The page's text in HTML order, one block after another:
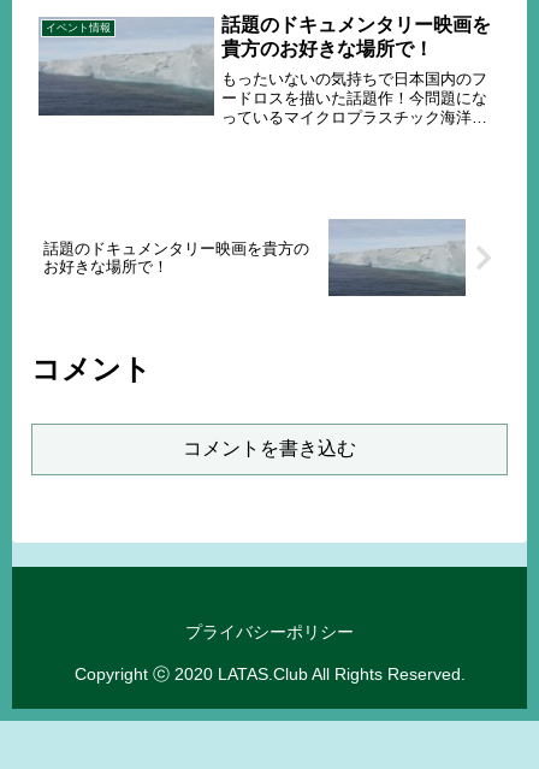
１：００ ～ １６：００場 所
かないわ銭五 （北国銀行金石支店
となり...
イベント情報
話題のドキュメンタリー映画を
貴方のお好きな場所で！
もったいないの気持ちで日本国内のフ
ードロスを描いた話題作！今問題にな
っているマイクロプラスチック海洋生
話題のドキュメンタリー映画を貴方の
お好きな場所で！
コメント
コメントを書き込む
プライバシーポリシー
Copyright ⓒ 2020 LATAS.Club All Rights Reserved.